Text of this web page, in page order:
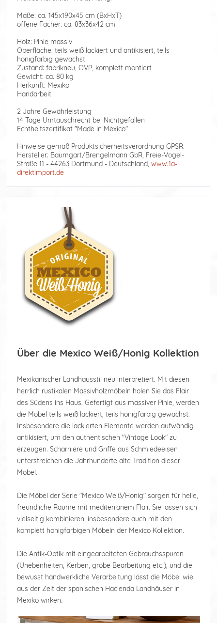
Maße: ca. 145x190x45 cm (BxHxT)
offene Fächer: ca. 83x36x42 cm
Holz: Pinie massiv
Oberfläche: teils weiß lackiert und antikisiert, teils
honigfarbig gewachst
Zustand: fabrikneu, OVP, komplett montiert
Gewicht: ca. 80 kg
Herkunft: Mexiko
Handarbeit
2 Jahre Gewährleistung
14 Tage Umtauschrecht bei Nichtgefallen
Echtheitszertifikat "Made in Mexico"
Hinweise gemäß Produktsicherheitsverordnung GPSR:
Hersteller: Baumgart/Brengelmann GbR, Freie-Vogel-
Straße 11 - 44263 Dortmund - Deutschland, www.1a-
direktimport.de
Über die Mexico Weiß/Honig Kollektion
Mexikanischer Landhausstil neu interpretiert. Mit diesen
herrlich rustikalen Massivholzmöbeln holen Sie das Flair
des Südens ins Haus. Gefertigt aus massiver Pinie, werden
die Möbel teils weiß lackiert, teils honigfarbig gewachst.
Insbesondere die lackierten Elemente werden aufwändig
antikisiert, um den authentischen "Vintage Look" zu
erzeugen. Scharniere und Griffe aus Schmiedeeisen
unterstreichen die Jahrhunderte alte Tradition dieser
Möbel.
Die Möbel der Serie "Mexico Weiß/Honig" sorgen für helle,
freundliche Räume mit mediterranem Flair. Sie lassen sich
vielseitig kombinieren, insbesondere auch mit den
komplett honigfarbigen Möbeln der Mexico Kollektion.
Die Antik-Optik mit eingearbeiteten Gebrauchsspuren
(Unebenheiten, Kerben, grobe Bearbeitung etc.), und die
bewusst handwerkliche Verarbeitung lässt die Möbel wie
aus der Zeit der spanischen Hacienda Landhäuser in
Mexiko wirken.